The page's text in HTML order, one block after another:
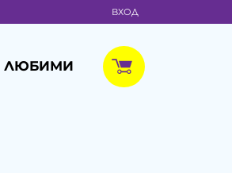
ВХОД
ЛЮБИМИ